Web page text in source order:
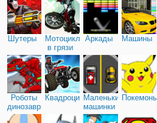
Шутеры
Мотоциклы
в грязи
Аркады Машины
Роботы
динозавры
КвадроциклыМаленькие
машинки
Покемоны